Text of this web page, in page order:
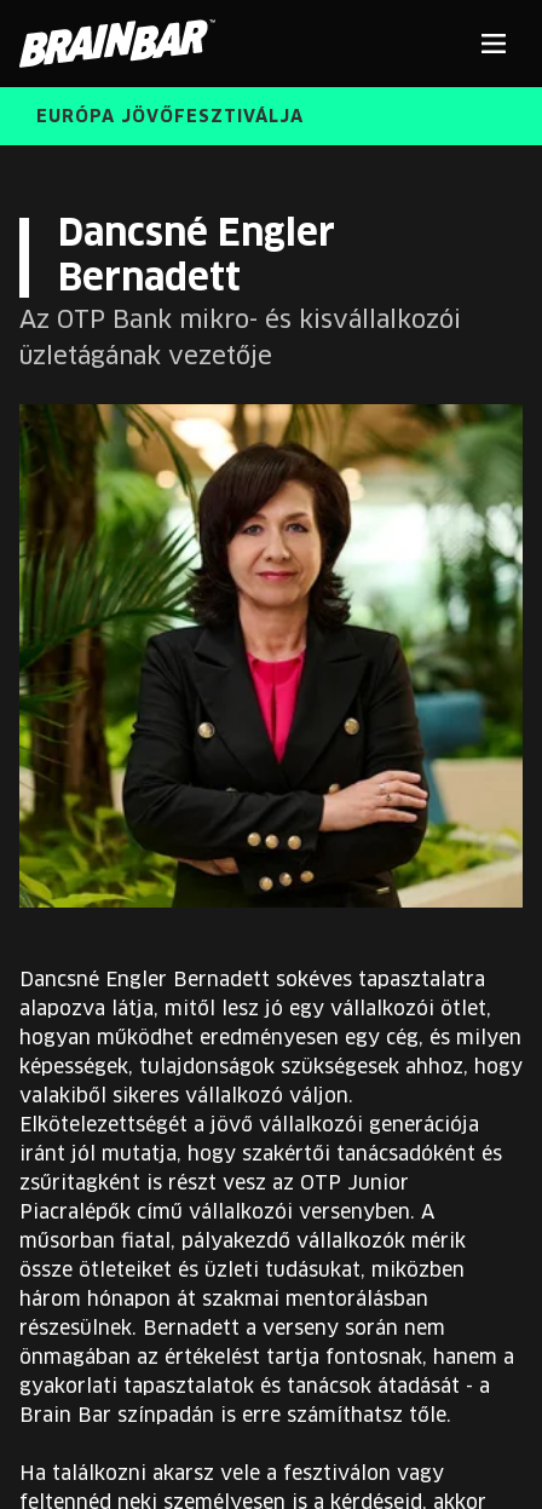
Bar
KORÁBBI ELŐADÓK
BRAIN BAR™ TRIBE
KARRIER
EURÓPA JÖVŐFESZTIVÁLJA
ELŐADÓK
INGYENES DIÁK- ÉS TANÁRREGISZTRÁCIÓ
JEGYEK
KOSÁR
EN
Change
EURÓPA JÖVŐFESZTIVÁLJA
INGYENES DIÁK- ÉS TANÁRREGISZTRÁCIÓ
JEGYEK
Dancsné Engler
Bernadett
Az OTP Bank mikro- és kisvállalkozói
üzletágának vezetője
Dancsné Engler Bernadett sokéves tapasztalatra
alapozva látja, mitől lesz jó egy vállalkozói ötlet,
hogyan működhet eredményesen egy cég, és milyen
képességek, tulajdonságok szükségesek ahhoz, hogy
valakiből sikeres vállalkozó váljon.
Elkötelezettségét a jövő vállalkozói generációja
iránt jól mutatja, hogy szakértői tanácsadóként és
zsűritagként is részt vesz az OTP Junior
Piacralépők című vállalkozói versenyben. A
műsorban fiatal, pályakezdő vállalkozók mérik
össze ötleteiket és üzleti tudásukat, miközben
három hónapon át szakmai mentorálásban
részesülnek. Bernadett a verseny során nem
önmagában az értékelést tartja fontosnak, hanem a
gyakorlati tapasztalatok és tanácsok átadását - a
Brain Bar színpadán is erre számíthatsz tőle.
Ha találkozni akarsz vele a fesztiválon vagy
feltennéd neki személyesen is a kérdéseid, akkor